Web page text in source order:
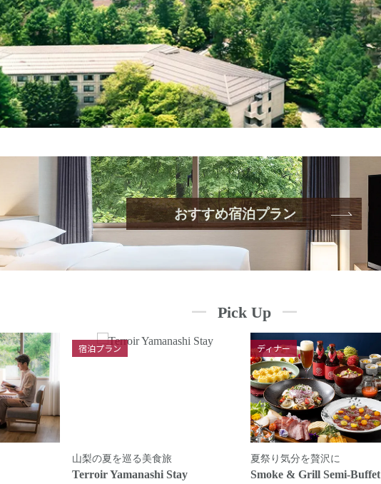
おすすめ宿泊プラン
Pick Up
宿泊プラン
山梨の夏を巡る美食旅
Terroir Yamanashi Stay
ディナー
夏祭り気分を贅沢に
Smoke & Grill Semi-Buffet